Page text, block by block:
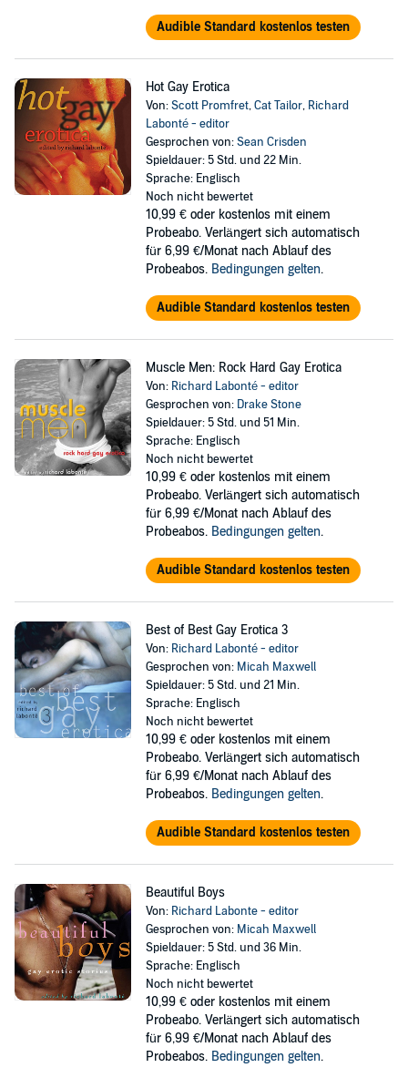
Audible Standard kostenlos testen
Hot Gay Erotica
Von:Scott Promfret,Cat Tailor, Richard
Labonté - editor
Gesprochen von:Sean Crisden
Spieldauer: 5 Std. und 22 Min.
Sprache: Englisch
Noch nicht bewertet
10,99 € oder kostenlos mit einem
Probeabo. Verlängert sich automatisch
für 6,99 €/Monat nach Ablauf des
Probeabos. Bedingungen gelten.
Audible Standard kostenlos testen
Muscle Men: Rock Hard Gay Erotica
Von: Richard Labonté - editor
Gesprochen von: Drake Stone
Spieldauer: 5 Std. und 51 Min.
Sprache: Englisch
Noch nicht bewertet
10,99 € oder kostenlos mit einem
Probeabo. Verlängert sich automatisch
für 6,99 €/Monat nach Ablauf des
Probeabos. Bedingungen gelten.
Audible Standard kostenlos testen
Best of Best Gay Erotica 3
Von: Richard Labonté - editor
Gesprochen von: Micah Maxwell
Spieldauer: 5 Std. und 21 Min.
Sprache: Englisch
Noch nicht bewertet
10,99 € oder kostenlos mit einem
Probeabo. Verlängert sich automatisch
für 6,99 €/Monat nach Ablauf des
Probeabos. Bedingungen gelten.
Audible Standard kostenlos testen
Beautiful Boys
Von: Richard Labonte - editor
Gesprochen von: Micah Maxwell
Spieldauer: 5 Std. und 36 Min.
Sprache: Englisch
Noch nicht bewertet
10,99 € oder kostenlos mit einem
Probeabo. Verlängert sich automatisch
für 6,99 €/Monat nach Ablauf des
Probeabos. Bedingungen gelten.